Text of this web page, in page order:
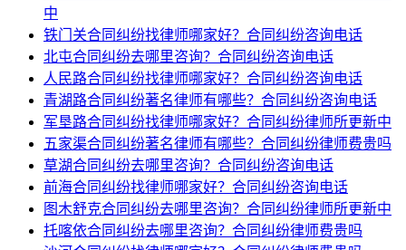
中
铁门关合同纠纷找律师哪家好？合同纠纷咨询电话
北屯合同纠纷去哪里咨询？合同纠纷咨询电话
人民路合同纠纷找律师哪家好？合同纠纷咨询电话
青湖路合同纠纷著名律师有哪些？合同纠纷咨询电话
军垦路合同纠纷找律师哪家好？合同纠纷律师所更新中
五家渠合同纠纷著名律师有哪些？合同纠纷律师费贵吗
草湖合同纠纷去哪里咨询？合同纠纷咨询电话
前海合同纠纷找律师哪家好？合同纠纷咨询电话
图木舒克合同纠纷去哪里咨询？合同纠纷律师所更新中
托喀依合同纠纷去哪里咨询？合同纠纷律师费贵吗